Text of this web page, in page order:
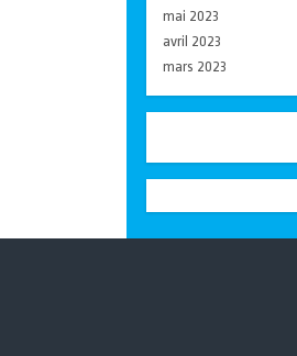
mai 2023
avril 2023
mars 2023